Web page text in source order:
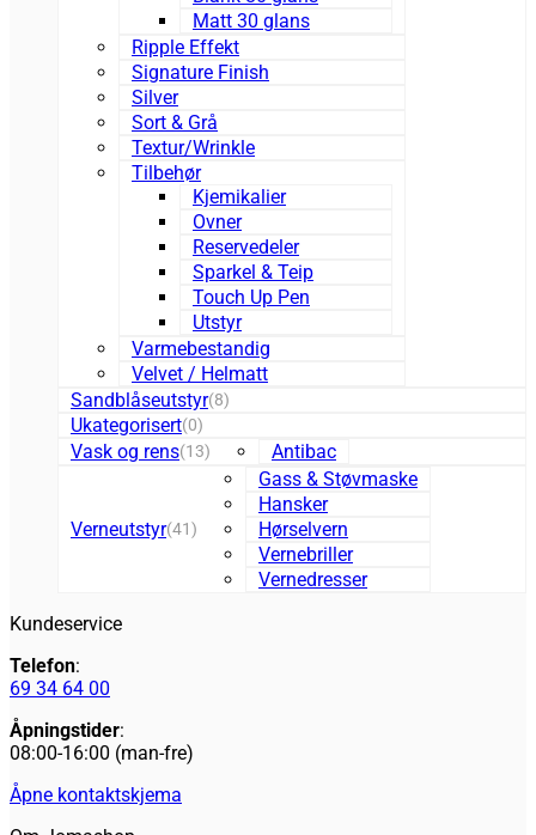
Matt 30 glans
Ripple Effekt
Signature Finish
Silver
Sort & Grå
Textur/Wrinkle
Tilbehør
Kjemikalier
Ovner
Reservedeler
Sparkel & Teip
Touch Up Pen
Utstyr
Varmebestandig
Velvet / Helmatt
Sandblåseutstyr(8)
Ukategorisert(0)
Vask og rens(13) Antibac
Verneutstyr(41)
Gass & Støvmaske
Hansker
Hørselvern
Vernebriller
Vernedresser
Kundeservice
Telefon:
69 34 64 00
Åpningstider:
08:00-16:00 (man-fre)
Åpne kontaktskjema